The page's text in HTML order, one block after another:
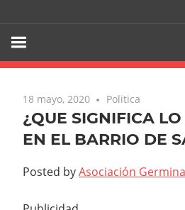
18 mayo, 2020 Politica
¿QUE SIGNIFICA
EN EL BARRIO DE
Posted byAsociación